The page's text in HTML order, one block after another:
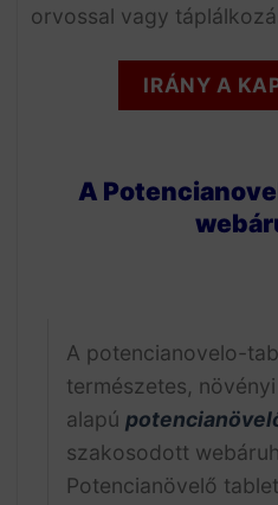
orvossal vagy
IRÁNY A
A
A potencianovelo-
természetes, növényi
alapú
szakosodott
Potencianövelő